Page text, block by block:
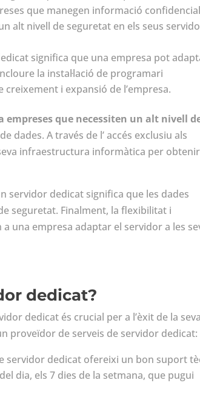
que manegen informació
alt nivell de seguretat en els seus
significa que una empresa pot
la instal·lació de programari
i expansió de l’empresa.
empreses que necessiten un alt nivell
dades. A través de l’ accés exclusiu als
infraestructura informàtica per
servidor dedicat significa que les dades
seguretat. Finalment, la flexibilitat i
una empresa adaptar el servidor a les
dedicat?
dedicat és crucial per a l’èxit de la
proveïdor de serveis de servidor dedicat:
servidor dedicat ofereixi un bon suport
dia, els 7 dies de la setmana, que pugui